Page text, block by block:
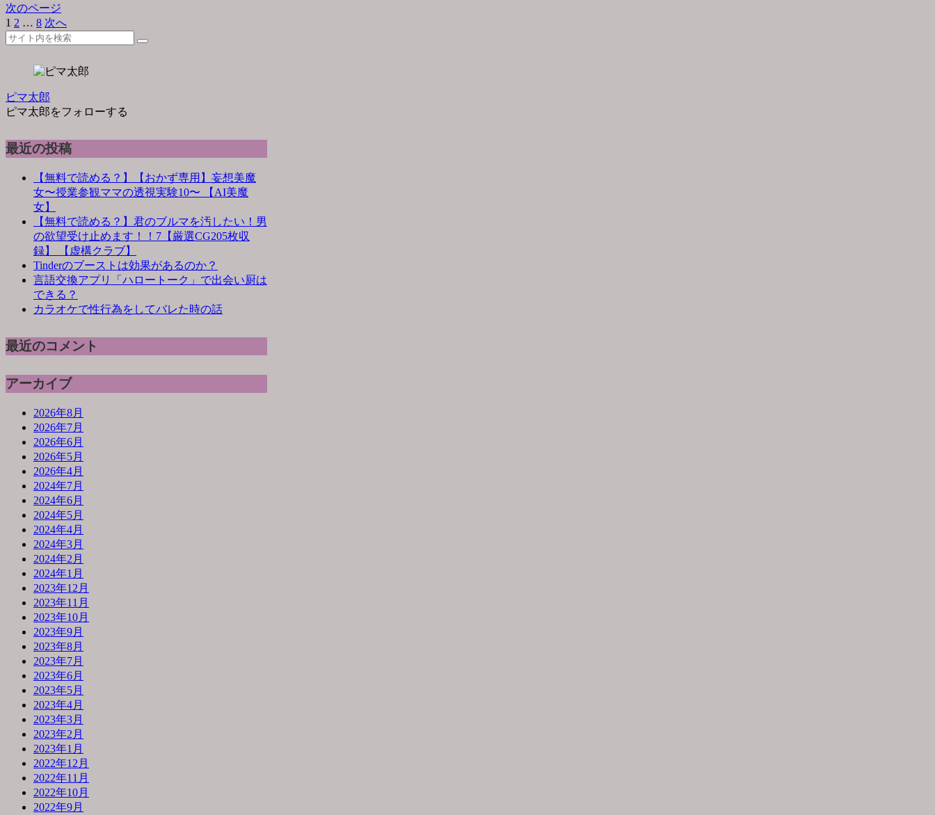
次のページ
1 2 … 8 次へ
ピマ太郎
ピマ太郎をフォローする
最近の投稿
【無料で読める？】【おかず専用】妄想美魔
女〜授業参観ママの透視実験10〜 【AI美魔
女】
【無料で読める？】君のブルマを汚したい！男
の欲望受け止めます！！7【厳選CG205枚収
録】 【虚構クラブ】
Tinderのブーストは効果があるのか？
言語交換アプリ「ハロートーク」で出会い厨は
できる？
カラオケで性行為をしてバレた時の話
最近のコメント
アーカイブ
2026年8月
2026年7月
2026年6月
2026年5月
2026年4月
2024年7月
2024年6月
2024年5月
2024年4月
2024年3月
2024年2月
2024年1月
2023年12月
2023年11月
2023年10月
2023年9月
2023年8月
2023年7月
2023年6月
2023年5月
2023年4月
2023年3月
2023年2月
2023年1月
2022年12月
2022年11月
2022年10月
2022年9月